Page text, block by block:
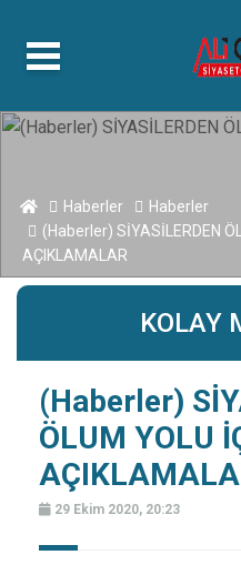
sohbetler
kurumsal
bizim
makinası
sohbetler
chat
Haberler
Haberler
(Haberler) SİYASİLERDEN
AÇIKLAMALAR
KOLAY
(Haberler)
ÖLUM YOLU
29 Ekim 2020, 20:23